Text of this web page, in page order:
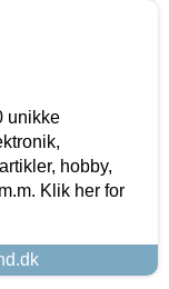
unikke
hobby,
Klik her for